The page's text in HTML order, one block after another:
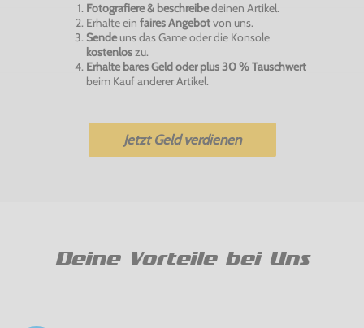
Fotografiere & beschreibedeinen Artikel.
Erhalte ein faires Angebotvon uns.
Sendeuns das Game oder die Konsole
kostenloszu.
Erhalte bares Geld oder plus 30 % Tauschwert
beim Kauf anderer Artikel.
Jetzt Geld verdienen
Deine Vorteile bei Uns